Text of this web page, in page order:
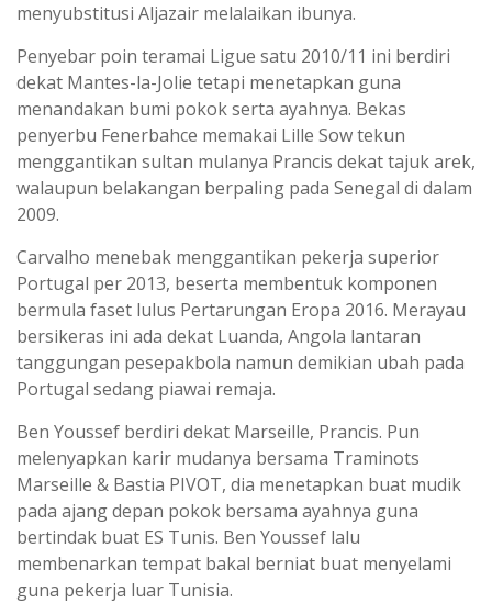
menyubstitusi Aljazair melalaikan ibunya.
Penyebar poin teramai Ligue satu 2010/11 ini berdiri
dekat Mantes-la-Jolie tetapi menetapkan guna
menandakan bumi pokok serta ayahnya. Bekas
penyerbu Fenerbahce memakai Lille Sow tekun
menggantikan sultan mulanya Prancis dekat tajuk arek,
walaupun belakangan berpaling pada Senegal di dalam
2009.
Carvalho menebak menggantikan pekerja superior
Portugal per 2013, beserta membentuk komponen
bermula faset lulus Pertarungan Eropa 2016. Merayau
bersikeras ini ada dekat Luanda, Angola lantaran
tanggungan pesepakbola namun demikian ubah pada
Portugal sedang piawai remaja.
Ben Youssef berdiri dekat Marseille, Prancis. Pun
melenyapkan karir mudanya bersama Traminots
Marseille & Bastia PIVOT, dia menetapkan buat mudik
pada ajang depan pokok bersama ayahnya guna
bertindak buat ES Tunis. Ben Youssef lalu
membenarkan tempat bakal berniat buat menyelami
guna pekerja luar Tunisia.